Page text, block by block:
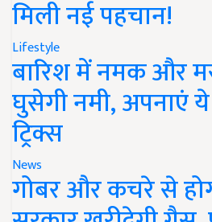
मिली नई पहचान!
Lifestyle
बारिश में नमक और
घुसेगी नमी, अपनाएं
ट्रिक्स
News
गोबर और कचरे से